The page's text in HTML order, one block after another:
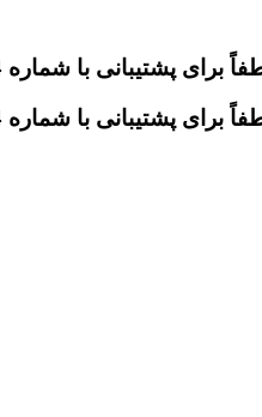
شماره 09046612504 تماس بگیرید.
شماره 09046612504 تماس بگیرید.